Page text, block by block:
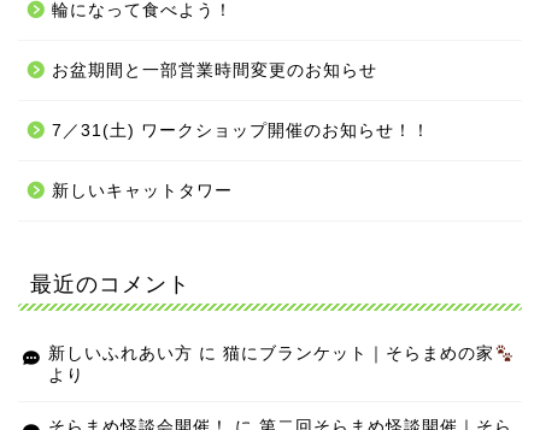
輪になって食べよう！
お盆期間と一部営業時間変更のお知らせ
7／31(土) ワークショップ開催のお知らせ！！
新しいキャットタワー
最近のコメント
新しいふれあい方 に 猫にブランケット｜そらまめの家
より